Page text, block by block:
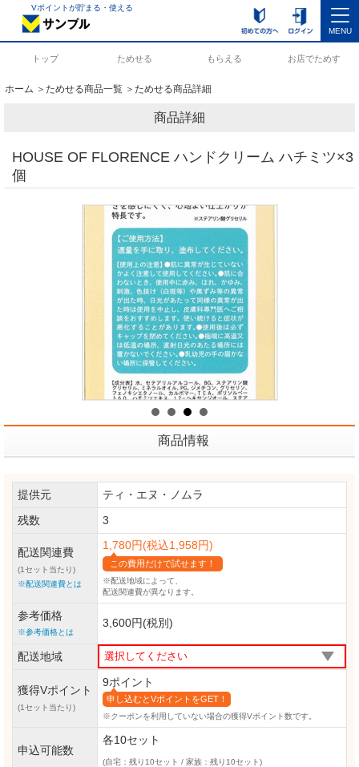
Vポイントが貯まる・使える
MENU
トップ ためせる もらえる お店でためす
ホーム ＞ためせる商品一覧 ＞ためせる商品詳細
商品詳細
HOUSE OF FLORENCE ハンドクリーム ハチミツ×3
個
商品情報
提供元
ティ・エヌ・ノムラ
残数
3
配送関連費
(1セット当たり)
※配送関連費とは
1,780円(税込1,958円)
この費用だけで試せます！
※配送地域によって、
配送関連費が異なります。
参考価格
※参考価格とは
3,600円(税別)
配送地域
獲得Vポイント
(1セット当たり)
9ポイント
申し込むとVポイントをGET！
※クーポンを利用していない場合の獲得Vポイント数です。
申込可能数
各10セット
(自宅：残り10セット / 家族：残り10セット)